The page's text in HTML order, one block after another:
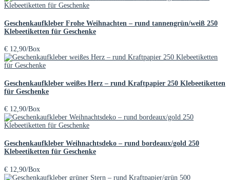
Geschenkaufkleber Frohe Weihnachten – rund tannengrün/weiß 250
Klebeetiketten für Geschenke
€ 12,90/Box
Geschenkaufkleber weißes Herz – rund Kraftpapier 250 Klebeetiketten
für Geschenke
€ 12,90/Box
Geschenkaufkleber Weihnachtsdeko – rund bordeaux/gold 250
Klebeetiketten für Geschenke
€ 12,90/Box